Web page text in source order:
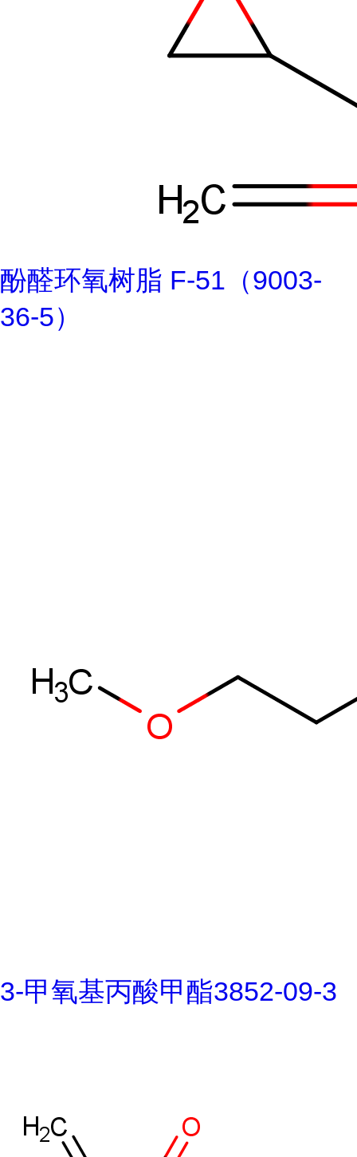
酚醛环氧树脂 F-51（9003-
36-5）
3-甲氧基丙酸甲酯3852-09-3